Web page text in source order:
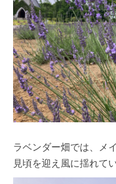
ラベンダー畑では、メ
見頃を迎え風に揺れて